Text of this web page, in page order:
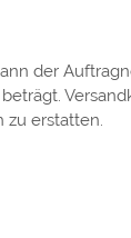
der
zu erstatten.